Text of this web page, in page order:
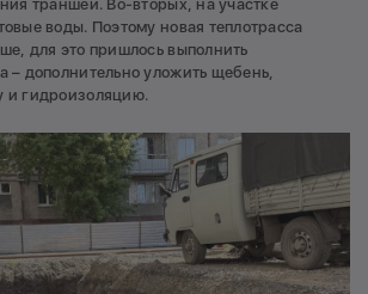
траншеи. Во-вторых, на участке
воды. Поэтому новая теплотрасса
для это пришлось выполнить
– дополнительно уложить щебень,
и гидроизоляцию.